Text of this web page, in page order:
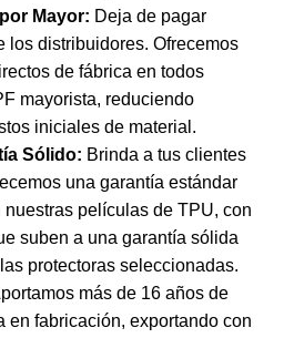
Mayor: Deja de pagar
los distribuidores. Ofrecemos
de fábrica en todos
mayorista, reduciendo
iniciales de material.
Sólido: Brinda a tus clientes
una garantía estándar
nuestras películas de TPU, con
suben a una garantía sólida
protectoras seleccionadas.
más de 16 años de
en fabricación, exportando con